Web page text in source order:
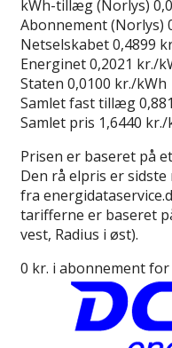
kWh-tillæg (Norlys)
Abonnement (Norlys)
Netselskabet0,4899
Energinet0,2021 kr./
Staten 0,0100 kr./kWh
Samlet fast tillæg
Samlet pris 1,6440 kr./
Prisen er baseret på
Den rå elpris er
fra
tarifferne er baseret
vest, Radius i øst).
0 kr. i abonnement